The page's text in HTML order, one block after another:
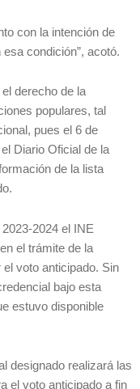
con la intención de
condición”, acotó.
derecho de la
populares, tal
pues el 6 de
Diario Oficial de la
de la lista
2024 el INE
el trámite de la
voto anticipado. Sin
bajo esta
estuvo disponible
designado realizará las
el voto anticipado a fin